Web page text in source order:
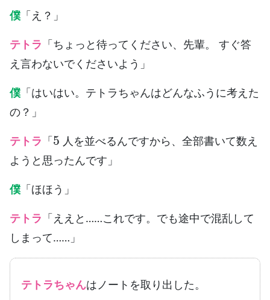
僕 「え？」
テトラ 「ちょっと待ってください、先輩。 すぐ答
え言わないでくださいよう」
僕 「はいはい。テトラちゃんはどんなふうに考えた
の？」
テトラ 「
人を並べるんですから、全部書いて数え
ようと思ったんです」
僕 「ほほう」
テトラ 「ええと……これです。でも途中で混乱して
しまって……」
テトラちゃんはノートを取り出した。